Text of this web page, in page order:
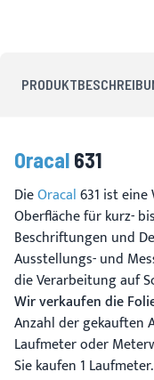
Oracal 631
DieOracal631 ist
Oberfläche für kurz-
Beschriftungen und
Ausstellungs- und
die Verarbeitung auf
Wir verkaufen die
Anzahl der gekauften
Laufmeter oder
Sie kaufen 1